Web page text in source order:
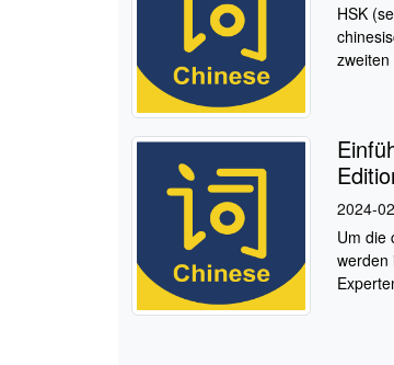
HSK
2024-
Um die
werden